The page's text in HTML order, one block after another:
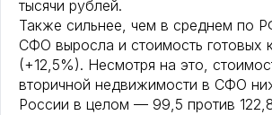
тысячи рублей.
Также сильнее, чем в среднем по
СФО выросла и стоимость готовых
(+12,5%). Несмотря на это,
вторичной недвижимости в СФО
России в целом — 99,5 против